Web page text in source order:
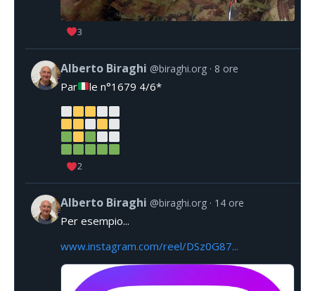
3
Alberto Biraghi @biraghi.org 8 ore
Par le n°1679 4/6*
2
Alberto Biraghi @biraghi.org 14 ore
Per esempio...
www.instagram.com/reel/DSz0G87...